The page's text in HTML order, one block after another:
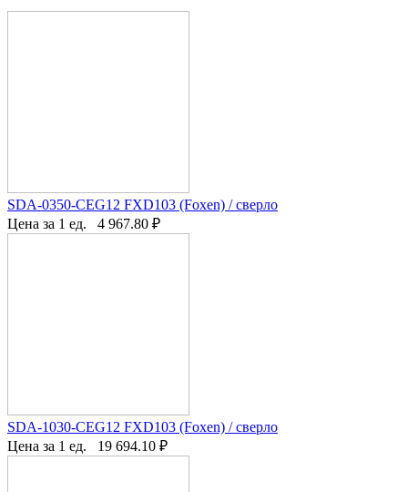
SDA-0350-CEG12 FXD103 (Foxen) / сверло
Цена за 1 ед.
4 967.80 ₽
SDA-1030-CEG12 FXD103 (Foxen) / сверло
Цена за 1 ед.
19 694.10 ₽